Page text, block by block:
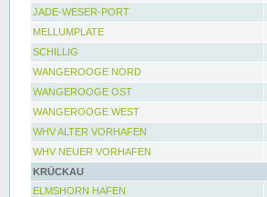
JADE-WESER-PORT
MELLUMPLATE
SCHILLIG
WANGEROOGE NORD
WANGEROOGE OST
WANGEROOGE WEST
WHV ALTER VORHAFEN
WHV NEUER VORHAFEN
KRÜCKAU
ELMSHORN HAFEN